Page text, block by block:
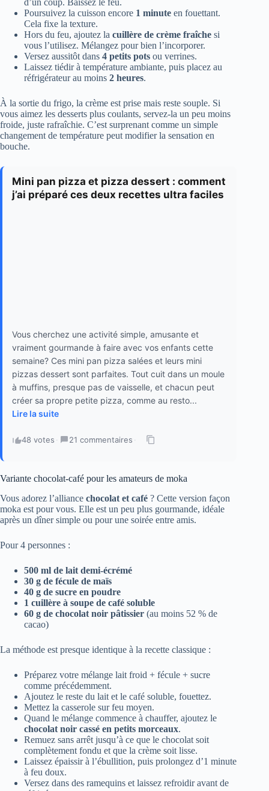
d’un coup. Baissez le feu.
Poursuivez la cuisson encore 1 minute en fouettant.
Cela fixe la texture.
Hors du feu, ajoutez la cuillère de crème fraîche si
vous l’utilisez. Mélangez pour bien l’incorporer.
Versez aussitôt dans 4 petits pots ou verrines.
Laissez tiédir à température ambiante, puis placez au
réfrigérateur au moins 2 heures.
À la sortie du frigo, la crème est prise mais reste souple. Si
vous aimez les desserts plus coulants, servez-la un peu moins
froide, juste rafraîchie. C’est surprenant comme un simple
changement de température peut modifier la sensation en
bouche.
Mini pan pizza et pizza dessert : comment
j’ai préparé ces deux recettes ultra faciles
Vous cherchez une activité simple, amusante et
vraiment gourmande à faire avec vos enfants cette
semaine? Ces mini pan pizza salées et leurs mini
pizzas dessert sont parfaites. Tout cuit dans un moule
à muffins, presque pas de vaisselle, et chacun peut
créer sa propre petite pizza, comme au resto...
Lire la suite
48 votes · 21 commentaires ·
Variante chocolat-café pour les amateurs de moka
Vous adorez l’alliance chocolat et café ? Cette version façon
moka est pour vous. Elle est un peu plus gourmande, idéale
après un dîner simple ou pour une soirée entre amis.
Pour 4 personnes :
500 ml de lait demi-écrémé
30 g de fécule de maïs
40 g de sucre en poudre
1 cuillère à soupe de café soluble
60 g de chocolat noir pâtissier (au moins 52 % de
cacao)
La méthode est presque identique à la recette classique :
Préparez votre mélange lait froid + fécule + sucre
comme précédemment.
Ajoutez le reste du lait et le café soluble, fouettez.
Mettez la casserole sur feu moyen.
Quand le mélange commence à chauffer, ajoutez le
chocolat noir cassé en petits morceaux.
Remuez sans arrêt jusqu’à ce que le chocolat soit
complètement fondu et que la crème soit lisse.
Laissez épaissir à l’ébullition, puis prolongez d’1 minute
à feu doux.
Versez dans des ramequins et laissez refroidir avant de